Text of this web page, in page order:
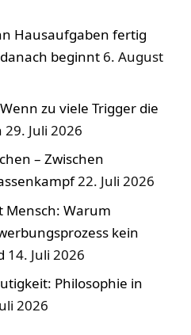
Hausaufgaben fertig
beginnt 6. August
zu viele Trigger die
29. Juli 2026
– Zwischen
22. Juli 2026
Mensch: Warum
kein
14. Juli 2026
Philosophie in
2026